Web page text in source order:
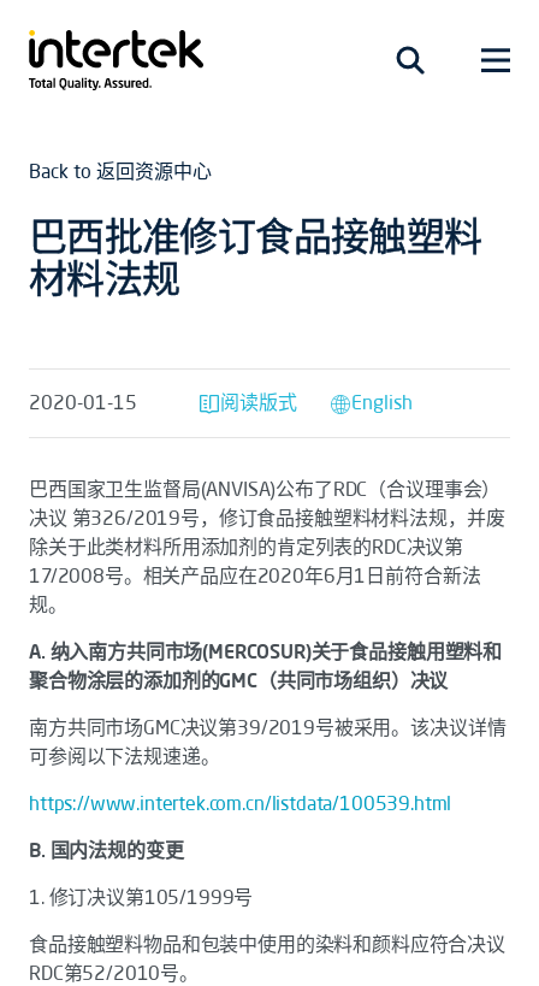
Back to 返回资源中心
巴西批准修订食品接触塑料
材料法规
2020-01-15 阅读版式 English
巴西国家卫生监督局(ANVISA)公布了RDC（合议理事会）
决议 第326/2019号，修订食品接触塑料材料法规，并废
除关于此类材料所用添加剂的肯定列表的RDC决议第
17/2008号。相关产品应在2020年6月1日前符合新法
规。
A. 纳入南方共同市场(MERCOSUR)关于食品接触用塑料和
聚合物涂层的添加剂的GMC（共同市场组织）决议
南方共同市场GMC决议第39/2019号被采用。该决议详情
可参阅以下法规速递。
https://www.intertek.com.cn/listdata/100539.html
B. 国内法规的变更
1. 修订决议第105/1999号
食品接触塑料物品和包装中使用的染料和颜料应符合决议
RDC第52/2010号。